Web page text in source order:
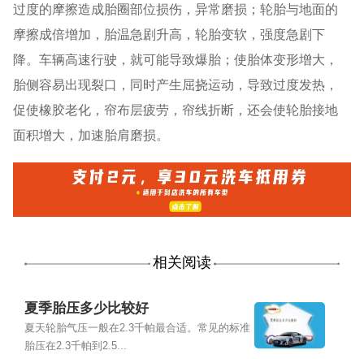
过度的摩擦造成胎圈部位损伤，异常磨损；轮胎与地面的
摩擦成倍增加，胎温急剧升高，轮胎变软，强度急剧下
降。车辆高速行驶，就可能导致爆胎；使胎体变形增大，
胎侧容易出现裂口，同时产生屈挠运动，导致过度发热，
促使橡胶老化，帘布层疲劳，帘线折断，还会使轮胎接地
面积增大，加速胎肩磨损。
相关阅读
夏季胎压多少比较好
夏天轮胎气压一般在2.3千帕最合适。常见的标准
胎压在2.3千帕到2.5...